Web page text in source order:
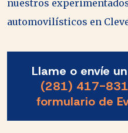
nuestros
automovilísticos en
Llame o envíe
(281) 417-
formulario de